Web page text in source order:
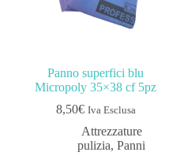
Panno superfici blu
Micropoly 35×38 cf 5pz
8,50€ Iva Esclusa
Attrezzature
pulizia,Panni